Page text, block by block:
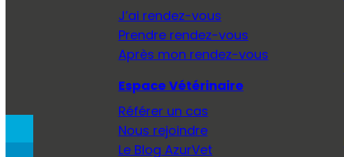
J’ai rendez-vous
Prendre rendez-vous
Après mon rendez-vous
Espace Vétérinaire
Référer un cas
Nous rejoindre
Le Blog AzurVet